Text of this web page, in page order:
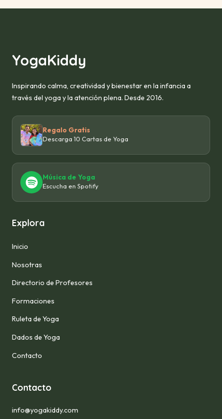
YogaKiddy
Inspirando calma, creatividad y bienestar en la infancia a
través del yoga y la atención plena. Desde 2016.
Regalo Gratis
Descarga 10 Cartas de Yoga
Música de Yoga
Escucha en Spotify
Explora
Inicio
Nosotras
Directorio de Profesores
Formaciones
Ruleta de Yoga
Dados de Yoga
Contacto
Contacto
info@yogakiddy.com